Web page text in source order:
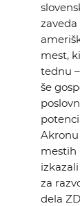
mest,
tednu
še
mestih
za
dela